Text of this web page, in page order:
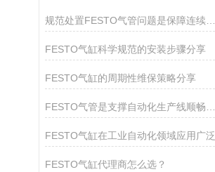
规范处置FESTO气管问题是保障连续供气的关键
FESTO气缸科学规范的安装步骤分享
FESTO气缸的周期性维保策略分享
FESTO气缸在工业自动化领域应用广泛
FESTO气缸代理商怎么选？